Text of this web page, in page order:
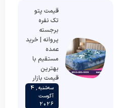
قیمت پتو
تک نفره
برجسته
پروانه | خرید
عمده
مستقیم با
بهترین
قیمت بازار
سه‌شنبه , 4
آگوست
2026